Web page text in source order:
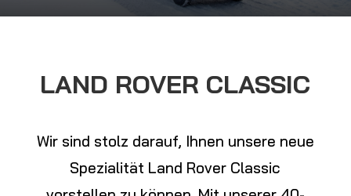
LAND ROVER CLASSIC
Wir sind stolz darauf, Ihnen unsere neue
Spezialität Land Rover Classic